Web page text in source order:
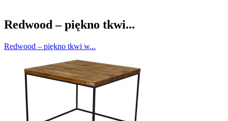
Redwood – piękno tkwi...
Redwood – piękno tkwi w...